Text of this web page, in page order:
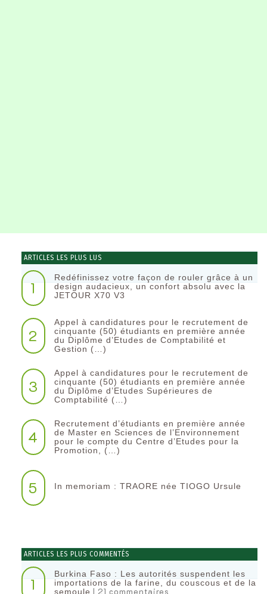
ARTICLES LES PLUS LUS
1
Redéfinissez votre façon de rouler grâce à un
design audacieux, un confort absolu avec la
JETOUR X70 V3
2
Appel à candidatures pour le recrutement de
cinquante (50) étudiants en première année
du Diplôme d’Etudes de Comptabilité et
Gestion (…)
3
Appel à candidatures pour le recrutement de
cinquante (50) étudiants en première année
du Diplôme d’Etudes Supérieures de
Comptabilité (…)
4
Recrutement d’étudiants en première année
de Master en Sciences de l’Environnement
pour le compte du Centre d’Etudes pour la
Promotion, (…)
5 In memoriam : TRAORE née TIOGO Ursule
ARTICLES LES PLUS COMMENTÉS
1
Burkina Faso : Les autorités suspendent les
importations de la farine, du couscous et de la
semoule | 21 commentaires